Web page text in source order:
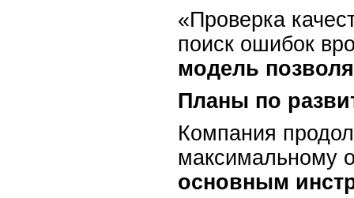
«Проверка
поиск ошибок
модель
Планы по
Компания
максимальному
основным